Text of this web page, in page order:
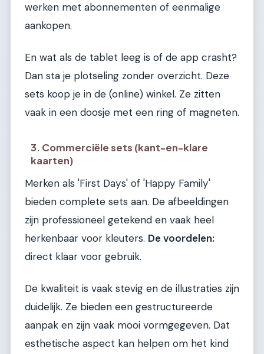
werken met abonnementen of eenmalige
aankopen.
En wat als de tablet leeg is of de app crasht?
Dan sta je plotseling zonder overzicht. Deze
sets koop je in de (online) winkel. Ze zitten
vaak in een doosje met een ring of magneten.
3. Commerciële sets (kant-en-klare
kaarten)
Merken als 'First Days' of 'Happy Family'
bieden complete sets aan. De afbeeldingen
zijn professioneel getekend en vaak heel
herkenbaar voor kleuters. De voordelen:
direct klaar voor gebruik.
De kwaliteit is vaak stevig en de illustraties zijn
duidelijk. Ze bieden een gestructureerde
aanpak en zijn vaak mooi vormgegeven. Dat
esthetische aspect kan helpen om het kind